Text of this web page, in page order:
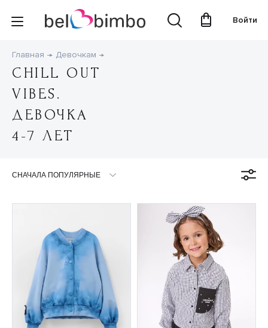
Войти
Главная Девочкам
CHILL OUT
VIBES.
ДЕВОЧКА
4-7 ЛЕТ